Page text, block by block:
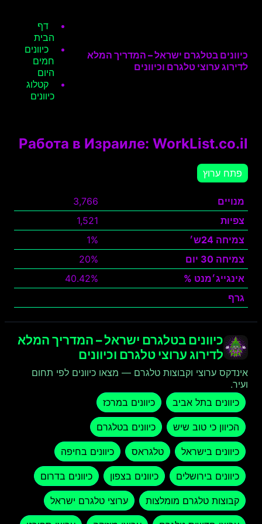
כיוונים בטלגרם ישראל – המדריך המלא
לדירוג ערוצי טלגרם וכיוונים
דף
הבית
כיוונים
חמים
היום
קטלוג
כיוונים
Работа в Израиле: WorkList.co.il
פתח ערוץ
מנויים
3,766
צפיות
1,521
צמיחה 24ש׳
1%
צמיחה 30 יום
20%
אינגייג׳מנט %
40.42%
גרף
כיוונים בטלגרם ישראל – המדריך המלא
לדירוג ערוצי טלגרם וכיוונים
אינדקס ערוצי וקבוצות טלגרם — מצאו כיוונים לפי תחום
ועיר.
כיוונים בתל אביב
כיוונים במרכז
הכיוון כי טוב שיש כיוונים בטלגרם
כיוונים בישראל טלגראס כיוונים בחיפה
כיוונים בירושלים כיוונים בצפון כיוונים בדרום
קבוצות טלגרם מומלצות ערוצי טלגרם ישראל